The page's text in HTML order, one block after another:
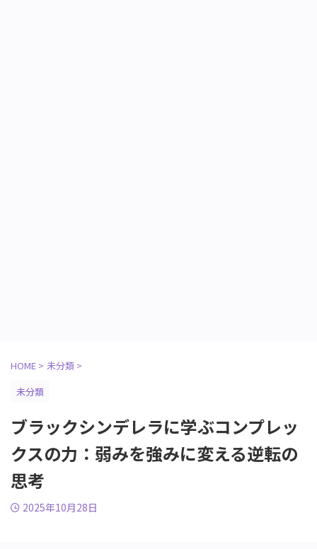
HOME > 未分類 >
未分類
ブラックシンデレラに学ぶコンプレッ
クスの力：弱みを強みに変える逆転の
思考
2025年10月28日